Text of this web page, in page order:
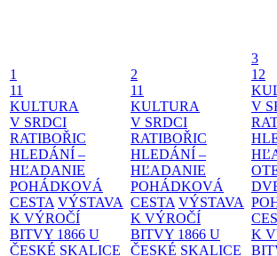
1
11
KULTURA
V SRDCI
RATIBOŘIC
HLEDÁNÍ –
HĽADANIE
POHÁDKOVÁ
CESTA VÝSTAVA
K VÝROČÍ
BITVY 1866 U
ČESKÉ SKALICE
2
11
KULTURA
V SRDCI
RATIBOŘIC
HLEDÁNÍ –
HĽADANIE
POHÁDKOVÁ
CESTA VÝSTAVA
K VÝROČÍ
BITVY 1866 U
ČESKÉ SKALICE
3
12
V
K